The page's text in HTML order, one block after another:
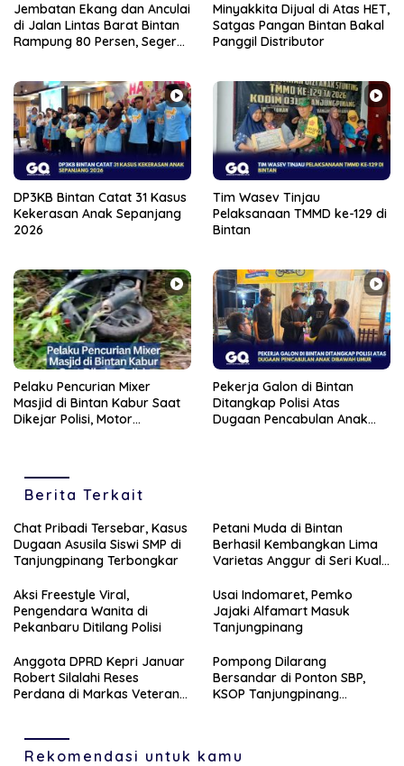
Jembatan Ekang dan Anculai
di Jalan Lintas Barat Bintan
Rampung 80 Persen, Segera
Minyakkita Dijual di Atas HET,
Satgas Pangan Bintan Bakal
Panggil Distributor
DP3KB Bintan Catat 31 Kasus
Kekerasan Anak Sepanjang
2026
Tim Wasev Tinjau
Pelaksanaan TMMD ke-129 di
Bintan
Pelaku Pencurian Mixer
Masjid di Bintan Kabur Saat
Dikejar Polisi, Motor
Pekerja Galon di Bintan
Ditangkap Polisi Atas
Dugaan Pencabulan Anak
Berita Terkait
Chat Pribadi Tersebar, Kasus
Dugaan Asusila Siswi SMP di
Tanjungpinang Terbongkar
Petani Muda di Bintan
Berhasil Kembangkan Lima
Varietas Anggur di Seri Kuala
Aksi Freestyle Viral,
Pengendara Wanita di
Pekanbaru Ditilang Polisi
Usai Indomaret, Pemko
Jajaki Alfamart Masuk
Tanjungpinang
Anggota DPRD Kepri Januar
Robert Silalahi Reses
Perdana di Markas Veteran
Pompong Dilarang
Bersandar di Ponton SBP,
KSOP Tanjungpinang
Rekomendasi untuk kamu